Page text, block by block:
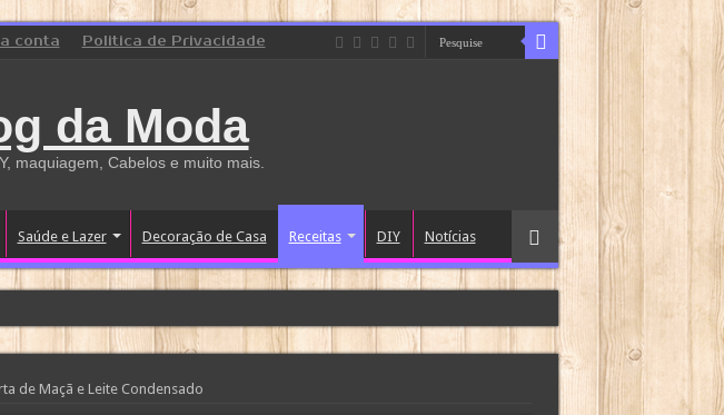
conta Politica de Privacidade
da Moda
maquiagem, Cabelos e muito mais.
Saúde e Lazer Decoração de Casa Receitas DIY Notícias
de Maçã e Leite Condensado